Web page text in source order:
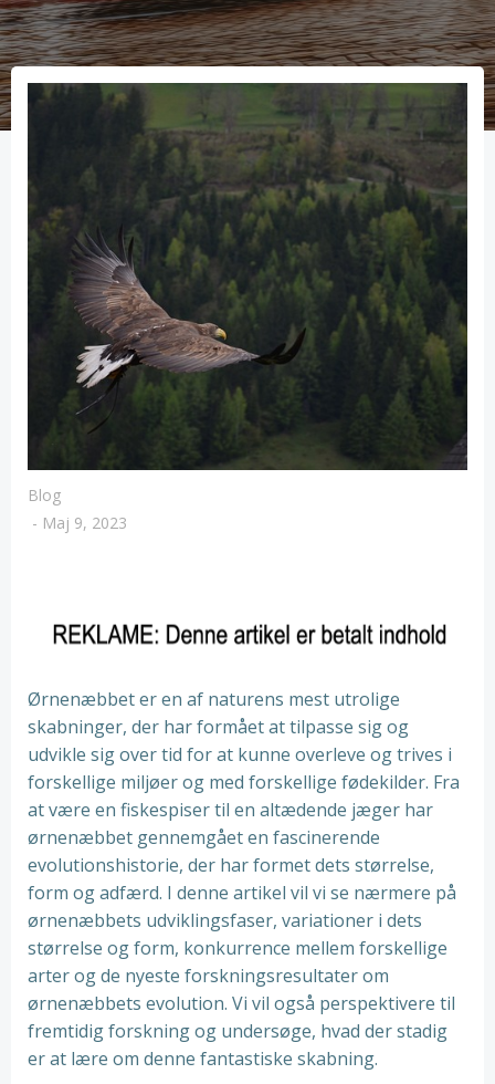
Blog
- Maj 9, 2023
Ørnenæbbet er en af naturens mest utrolige
skabninger, der har formået at tilpasse sig og
udvikle sig over tid for at kunne overleve og trives i
forskellige miljøer og med forskellige fødekilder. Fra
at være en fiskespiser til en altædende jæger har
ørnenæbbet gennemgået en fascinerende
evolutionshistorie, der har formet dets størrelse,
form og adfærd. I denne artikel vil vi se nærmere på
ørnenæbbets udviklingsfaser, variationer i dets
størrelse og form, konkurrence mellem forskellige
arter og de nyeste forskningsresultater om
ørnenæbbets evolution. Vi vil også perspektivere til
fremtidig forskning og undersøge, hvad der stadig
er at lære om denne fantastiske skabning.